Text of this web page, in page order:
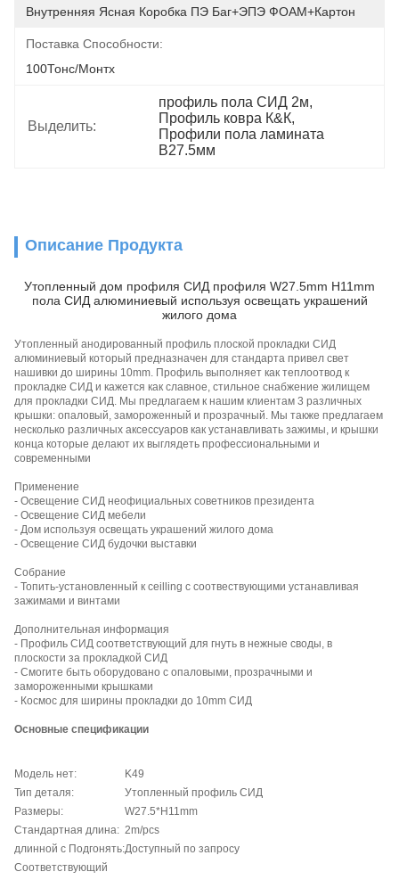
Внутренняя Ясная Коробка ПЭ Баг+ЭПЭ ФОАМ+Картон
Поставка Способности:
100Тонс/Монтх
Выделить:
профиль пола СИД 2м,
Профиль ковра К&К,
Профили пола ламината
В27.5мм
Описание Продукта
Утопленный дом профиля СИД профиля W27.5mm H11mm
пола СИД алюминиевый используя освещать украшений
жилого дома
Утопленный анодированный профиль плоской прокладки СИД
алюминиевый который предназначен для стандарта привел свет
нашивки до ширины 10mm. Профиль выполняет как теплоотвод к
прокладке СИД и кажется как славное, стильное снабжение жилищем
для прокладки СИД. Мы предлагаем к нашим клиентам 3 различных
крышки: опаловый, замороженный и прозрачный. Мы также предлагаем
несколько различных аксессуаров как устанавливать зажимы, и крышки
конца которые делают их выглядеть профессиональными и
современными
Применение
- Освещение СИД неофициальных советников президента
- Освещение СИД мебели
- Дом используя освещать украшений жилого дома
- Освещение СИД будочки выставки
Собрание
- Топить-установленный к ceilling с соотвествующими устанавливая
зажимами и винтами
Дополнительная информация
- Профиль СИД соответствующий для гнуть в нежные своды, в
плоскости за прокладкой СИД
- Смогите быть оборудовано с опаловыми, прозрачными и
замороженными крышками
- Космос для ширины прокладки до 10mm СИД
Основные спецификации
Модель нет:
K49
Тип деталя:
Утопленный профиль СИД
Размеры:
W27.5*H11mm
Стандартная длина: 2m/pcs
длинной с Подгонять:Доступный по запросу
Соответствующий